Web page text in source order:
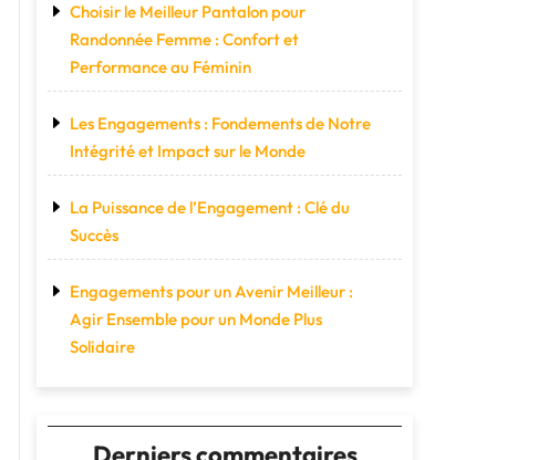
Choisir le Meilleur Pantalon pour
Randonnée Femme : Confort et
Performance au Féminin
Les Engagements : Fondements de Notre
Intégrité et Impact sur le Monde
La Puissance de l’Engagement : Clé du
Succès
Engagements pour un Avenir Meilleur :
Agir Ensemble pour un Monde Plus
Solidaire